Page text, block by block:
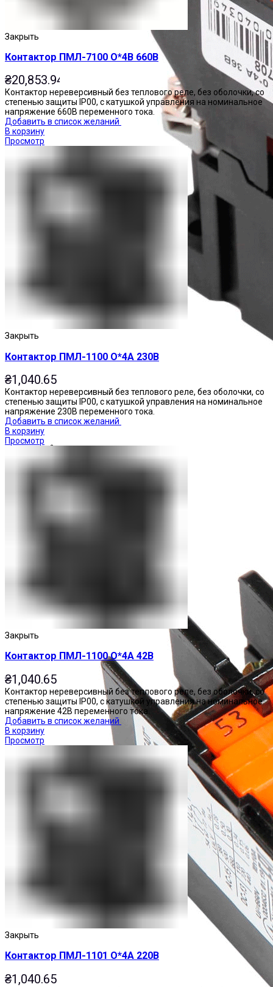
Закрыть
Контактор ПМЛ-7100 О*4В 660В
₴20,853.94
Контактор нереверсивный без теплового реле, без оболочки, со
степенью защиты IP00, с катушкой управления на номинальное
напряжение 660В переменного тока.
Добавить в список желаний
В корзину
Просмотр
Закрыть
Контактор ПМЛ-1100 О*4А 230В
₴1,040.65
Контактор нереверсивный без теплового реле, без оболочки, со
степенью защиты IP00, с катушкой управления на номинальное
напряжение 230В переменного тока.
Добавить в список желаний
В корзину
Просмотр
Закрыть
Контактор ПМЛ-1100 О*4А 42В
₴1,040.65
Контактор нереверсивный без теплового реле, без оболочки, со
степенью защиты IP00, с катушкой управления на номинальное
напряжение 42В переменного тока.
Добавить в список желаний
В корзину
Просмотр
Закрыть
Контактор ПМЛ-1101 О*4А 220В
₴1,040.65